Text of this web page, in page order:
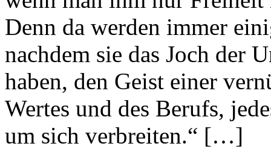
Denn da werden immer
nachdem sie das Joch der
haben, den Geist einer
Wertes und des Berufs,
um sich verbreiten.“ […]